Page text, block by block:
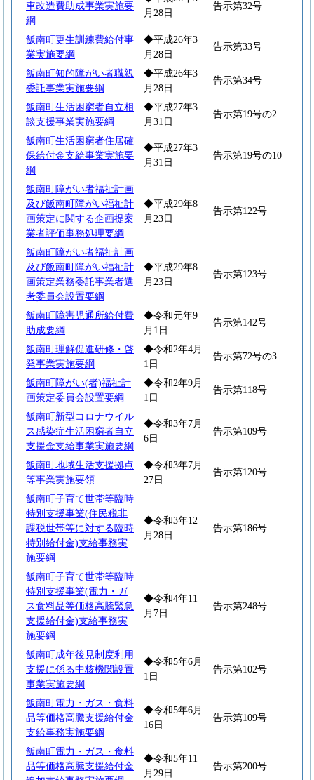
車改造費助成事業実施要
綱
月28日
告示第32号
飯南町更生訓練費給付事
業実施要綱
◆平成26年3
月28日
告示第33号
飯南町知的障がい者職親
委託事業実施要綱
◆平成26年3
月28日
告示第34号
飯南町生活困窮者自立相
談支援事業実施要綱
◆平成27年3
月31日
告示第19号の2
飯南町生活困窮者住居確
保給付金支給事業実施要
綱
◆平成27年3
月31日
告示第19号の10
飯南町障がい者福祉計画
及び飯南町障がい福祉計
画策定に関する企画提案
業者評価事務処理要綱
◆平成29年8
月23日
告示第122号
飯南町障がい者福祉計画
及び飯南町障がい福祉計
画策定業務委託事業者選
考委員会設置要綱
◆平成29年8
月23日
告示第123号
飯南町障害児通所給付費
助成要綱
◆令和元年9
月1日
告示第142号
飯南町理解促進研修・啓
発事業実施要綱
◆令和2年4月
1日
告示第72号の3
飯南町障がい(者)福祉計
画策定委員会設置要綱
◆令和2年9月
1日
告示第118号
飯南町新型コロナウイル
ス感染症生活困窮者自立
支援金支給事業実施要綱
◆令和3年7月
6日
告示第109号
飯南町地域生活支援拠点
等事業実施要領
◆令和3年7月
27日
告示第120号
飯南町子育て世帯等臨時
特別支援事業(住民税非
課税世帯等に対する臨時
特別給付金)支給事務実
施要綱
◆令和3年12
月28日
告示第186号
飯南町子育て世帯等臨時
特別支援事業(電力・ガ
ス食料品等価格高騰緊急
支援給付金)支給事務実
施要綱
◆令和4年11
月7日
告示第248号
飯南町成年後見制度利用
支援に係る中核機関設置
事業実施要綱
◆令和5年6月
1日
告示第102号
飯南町電力・ガス・食料
品等価格高騰支援給付金
支給事務実施要綱
◆令和5年6月
16日
告示第109号
飯南町電力・ガス・食料
品等価格高騰支援給付金
◆令和5年11
月29日
告示第200号